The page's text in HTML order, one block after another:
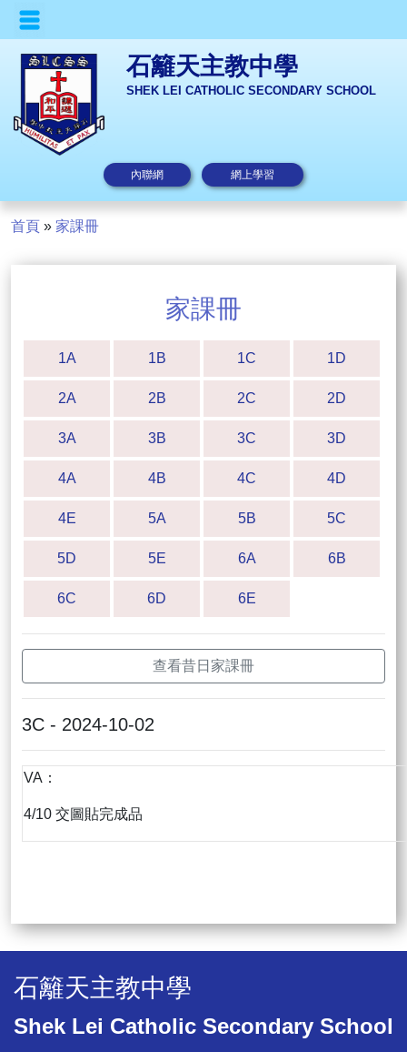
石籬天主教中學
SHEK LEI CATHOLIC SECONDARY SCHOOL
內聯網 網上學習
首頁 » 家課冊
家課冊
1A 1B 1C 1D
2A 2B 2C 2D
3A 3B 3C 3D
4A 4B 4C 4D
4E 5A 5B 5C
5D 5E 6A 6B
6C 6D 6E
查看昔日家課冊
3C - 2024-10-02
VA：
4/10 交圖貼完成品
石籬天主教中學
Shek Lei Catholic Secondary School